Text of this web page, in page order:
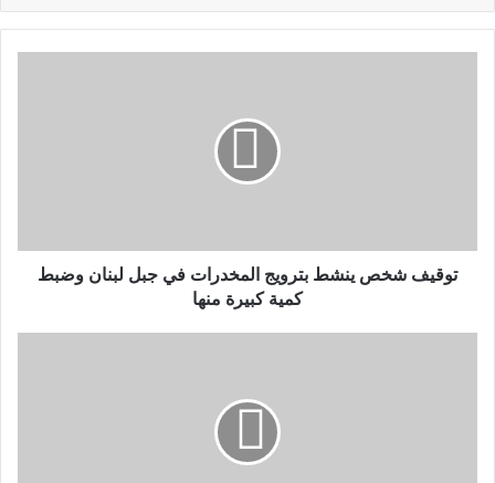
توقيف شخص ينشط بترويج المخدرات في جبل لبنان وضبط
كمية كبيرة منها